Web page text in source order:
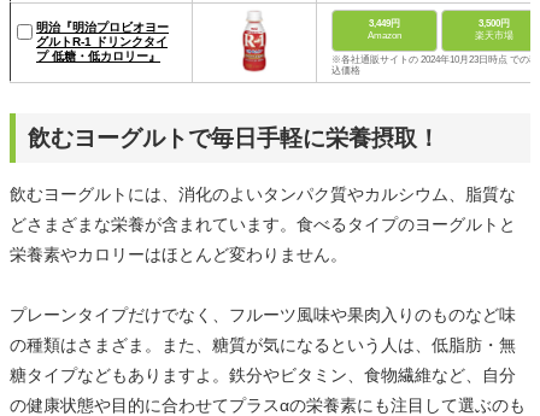
明治『明治プロビオヨー
グルトR-1 ドリンクタイ
プ 低糖・低カロリー』
3,449円
Amazon
3,500円
楽天市場
※各社通販サイトの 2024年10月23日時点 での税
込価格
飲むヨーグルトで毎日手軽に栄養摂取！
飲むヨーグルトには、消化のよいタンパク質やカルシウム、脂質な
どさまざまな栄養が含まれています。食べるタイプのヨーグルトと
栄養素やカロリーはほとんど変わりません。
プレーンタイプだけでなく、フルーツ風味や果肉入りのものなど味
の種類はさまざま。また、糖質が気になるという人は、低脂肪・無
糖タイプなどもありますよ。鉄分やビタミン、食物繊維など、自分
の健康状態や目的に合わせてプラスαの栄養素にも注目して選ぶのも